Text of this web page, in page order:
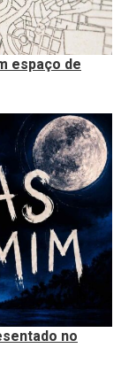
espaço de
no